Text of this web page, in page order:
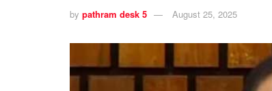
by pathram desk 5 August 25, 2025